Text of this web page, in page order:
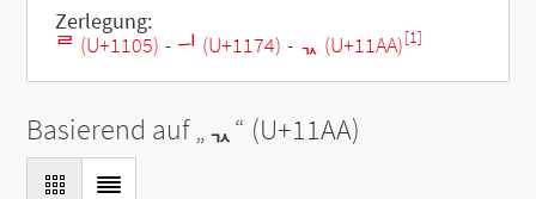
Zerlegung:
ᄅ (U+1105) - ᅴ (U+1174) - ᆪ (U+11AA)[1]
Basierend auf „ᆪ“ (U+11AA)